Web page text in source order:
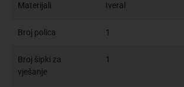
Materijali Iveral
Broj polica 1
Broj šipki za
vješanje
1